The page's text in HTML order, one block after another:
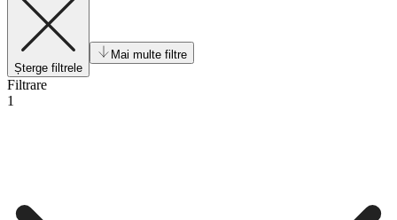
Șterge filtrele
Mai multe filtre
Filtrare
1